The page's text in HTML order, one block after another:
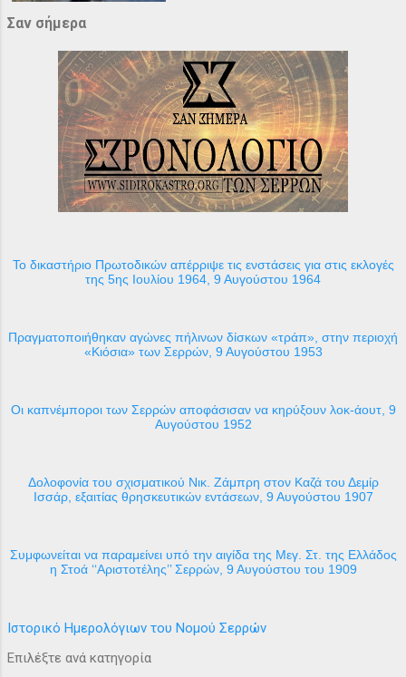
Σαν σήμερα
Το δικαστήριο Πρωτοδικών απέρριψε τις ενστάσεις για στις εκλογές
της 5ης Ιουλίου 1964, 9 Αυγούστου 1964
Πραγματοποιήθηκαν αγώνες πήλινων δίσκων «τράπ», στην περιοχή
«Κιόσια» των Σερρών, 9 Αυγούστου 1953
Οι καπνέμποροι των Σερρών αποφάσισαν να κηρύξουν λοκ-άουτ, 9
Αυγούστου 1952
Δολοφονία του σχισματικού Νικ. Ζάμπρη στον Καζά του Δεμίρ
Ισσάρ, εξαιτίας θρησκευτικών εντάσεων, 9 Αυγούστου 1907
Συμφωνείται να παραμείνει υπό την αιγίδα της Μεγ. Στ. της Ελλάδος
η Στοά ‘‘Αριστοτέλης’’ Σερρών, 9 Αυγούστου του 1909
Ιστορικό Ημερολόγιων του Νομού Σερρών
Επιλέξτε ανά κατηγορία